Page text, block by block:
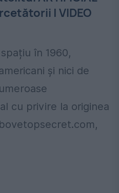
| VIDEO
în 1960,
și nici de
cu privire la originea